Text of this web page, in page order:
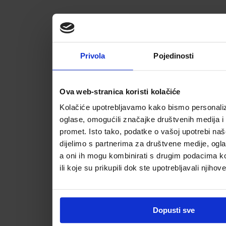
Privola Pojedinosti
Ova web-stranica koristi kolačiće
Kolačiće upotrebljavamo kako bismo
oglase, omogućili značajke društvenih medija i
promet. Isto tako, podatke o vašoj upotrebi
dijelimo s partnerima za društvene medije,
a oni ih mogu kombinirati s drugim podacima
ili koje su prikupili dok ste upotrebljavali
Dopusti sve